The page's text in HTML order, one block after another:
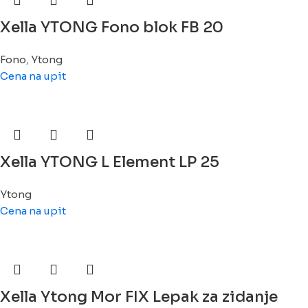
Xella YTONG Fono blok FB 20
Fono, Ytong
Cena na upit
Xella YTONG L Element LP 25
Ytong
Cena na upit
Xella Ytong Mor FIX Lepak za zidanje